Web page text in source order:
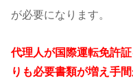
が必要になります。
代理人が国際運転免許
りも必要書類が増え手